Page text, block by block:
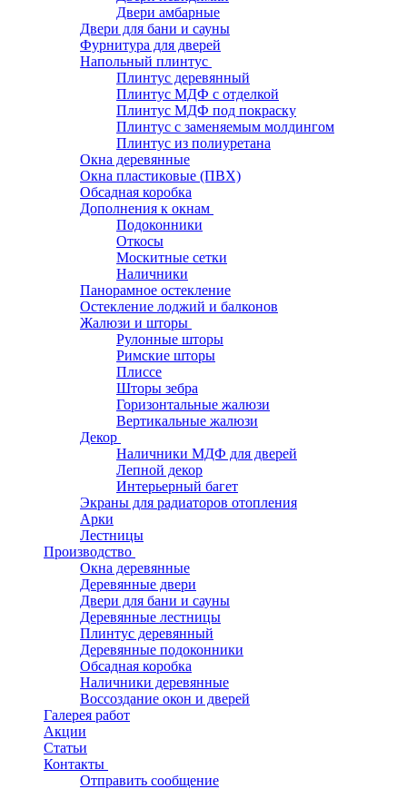
Двери амбарные
Двери для бани и сауны
Фурнитура для дверей
Напольный плинтус
Плинтус деревянный
Плинтус МДФ с отделкой
Плинтус МДФ под покраску
Плинтус с заменяемым молдингом
Плинтус из полиуретана
Окна деревянные
Окна пластиковые (ПВХ)
Обсадная коробка
Дополнения к окнам
Подоконники
Откосы
Москитные сетки
Наличники
Панорамное остекление
Остекление лоджий и балконов
Жалюзи и шторы
Рулонные шторы
Римские шторы
Плиссе
Шторы зебра
Горизонтальные жалюзи
Вертикальные жалюзи
Декор
Наличники МДФ для дверей
Лепной декор
Интерьерный багет
Экраны для радиаторов отопления
Арки
Лестницы
Производство
Окна деревянные
Деревянные двери
Двери для бани и сауны
Деревянные лестницы
Плинтус деревянный
Деревянные подоконники
Обсадная коробка
Наличники деревянные
Воссоздание окон и дверей
Галерея работ
Акции
Статьи
Контакты
Отправить сообщение